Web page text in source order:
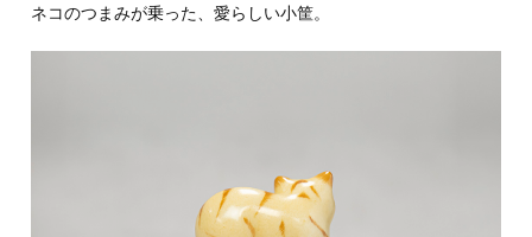
ネコのつまみが乗った、愛らしい小筐。